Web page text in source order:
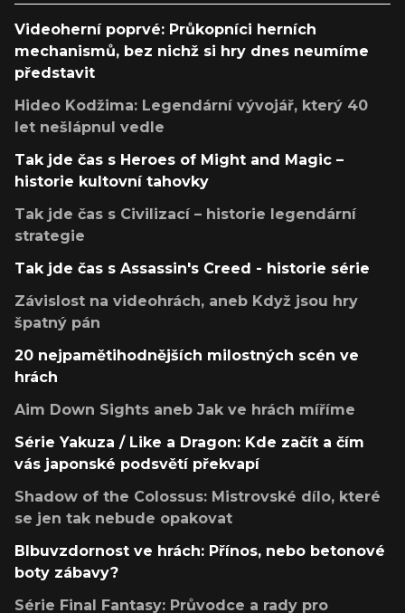
Videoherní poprvé: Průkopníci herních
mechanismů, bez nichž si hry dnes neumíme
představit
Hideo Kodžima: Legendární vývojář, který 40
let nešlápnul vedle
Tak jde čas s Heroes of Might and Magic –
historie kultovní tahovky
Tak jde čas s Civilizací – historie legendární
strategie
Tak jde čas s Assassin's Creed - historie série
Závislost na videohrách, aneb Když jsou hry
špatný pán
20 nejpamětihodnějších milostných scén ve
hrách
Aim Down Sights aneb Jak ve hrách míříme
Série Yakuza / Like a Dragon: Kde začít a čím
vás japonské podsvětí překvapí
Shadow of the Colossus: Mistrovské dílo, které
se jen tak nebude opakovat
Blbuvzdornost ve hrách: Přínos, nebo betonové
boty zábavy?
Série Final Fantasy: Průvodce a rady pro